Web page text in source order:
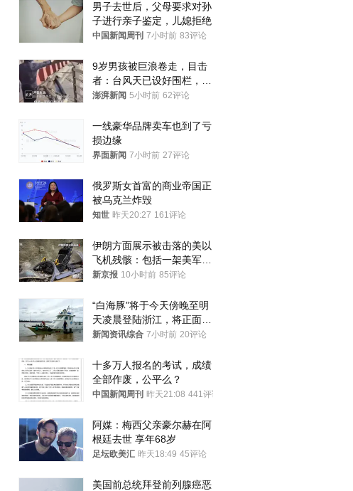
男子去世后，父母要求对孙
子进行亲子鉴定，儿媳拒绝
中国新闻周刊 7小时前 83评论
9岁男孩被巨浪卷走，目击
者：台风天已设好围栏，一
家四口翻入时保安曾喊话劝
澎湃新闻 5小时前 62评论
一线豪华品牌卖车也到了亏
损边缘
界面新闻 7小时前 27评论
俄罗斯女首富的商业帝国正
被乌克兰炸毁
知世 昨天20:27 161评论
伊朗方面展示被击落的美以
飞机残骸：包括一架美军F-
15战斗机残骸以及多架无人
新京报 10小时前 85评论
“白海豚”将于今天傍晚至明
天凌晨登陆浙江，将正面袭
击、贯穿浙江
新闻资讯综合 7小时前 20评论
十多万人报名的考试，成绩
全部作废，公平么？
中国新闻周刊 昨天21:08 441评论
阿媒：梅西父亲豪尔赫在阿
根廷去世 享年68岁
足坛欧美汇 昨天18:49 45评论
美国前总统拜登前列腺癌恶